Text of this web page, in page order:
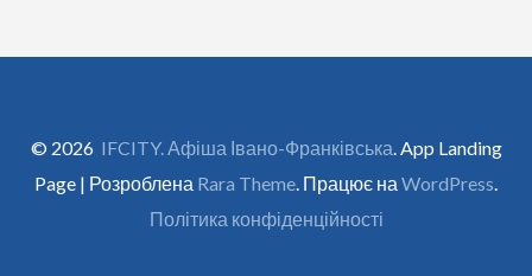
© 2026 IFCITY. Афіша Івано-Франківська . App Landing
Page | Розроблена Rara Theme . Працює на WordPress
Політика конфіденційності